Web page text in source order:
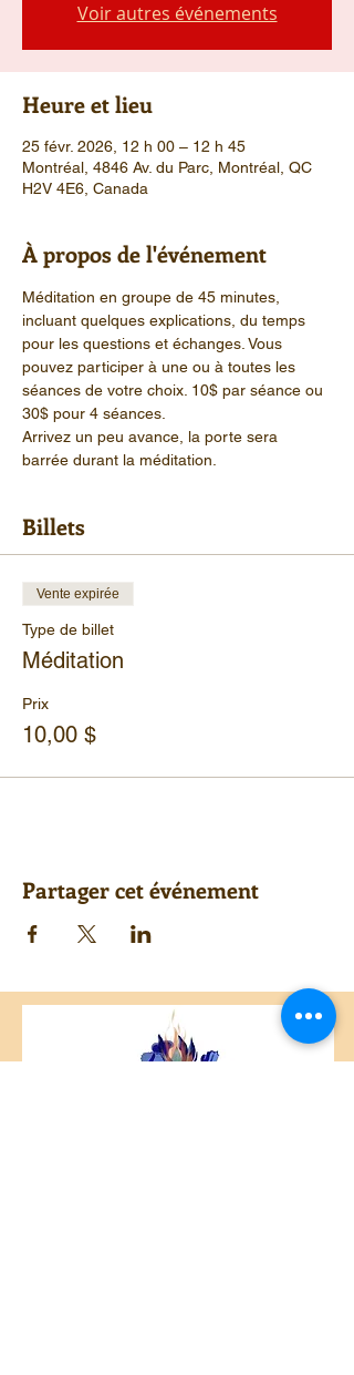
Voir autres événements
Heure et lieu
25 févr. 2026, 12 h 00 – 12 h 45
Montréal, 4846 Av. du Parc, Montréal, QC
H2V 4E6, Canada
À propos de l'événement
Méditation en groupe de 45 minutes,
incluant quelques explications, du temps
pour les questions et échanges. Vous
pouvez participer à une ou à toutes les
séances de votre choix. 10$ par séance ou
30$ pour 4 séances.
Arrivez un peu avance, la porte sera
barrée durant la méditation.
Billets
Vente expirée
Type de billet
Méditation
Prix
10,00 $
Partager cet événement